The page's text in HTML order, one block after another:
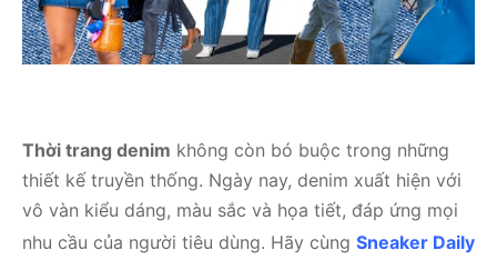
Thời trang denim không còn bó buộc trong những
thiết kế truyền thống. Ngày nay, denim xuất hiện với
vô vàn kiểu dáng, màu sắc và họa tiết, đáp ứng mọi
nhu cầu của người tiêu dùng. Hãy cùng Sneaker Daily